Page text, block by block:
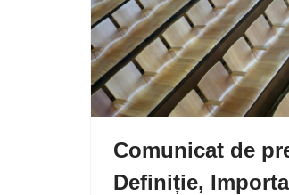
Comunicat de
Definiție,